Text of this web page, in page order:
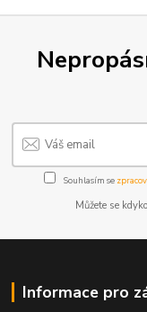
Souhlasím se
Můžete se
Informace pro